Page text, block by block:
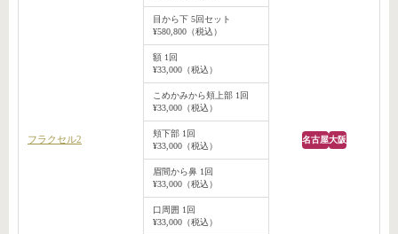
フラクセル2 名古屋大阪
目から下 5回セット
¥580,800（税込）
額 1回
¥33,000（税込）
こめかみから頬上部 1回
¥33,000（税込）
頬下部 1回
¥33,000（税込）
眉間から鼻 1回
¥33,000（税込）
口周囲 1回
¥33,000（税込）